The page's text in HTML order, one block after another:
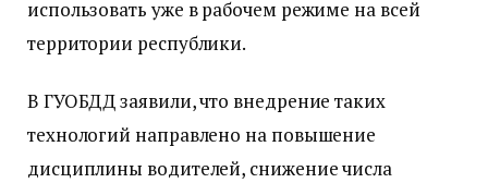
использовать уже в рабочем режиме на всей
территории республики.
В ГУОБДД заявили, что внедрение таких
технологий направлено на повышение
дисциплины водителей, снижение числа